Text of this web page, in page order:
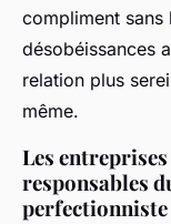
compliment sans
désobéissances
relation plus
même.
Les
responsables
perfectionniste